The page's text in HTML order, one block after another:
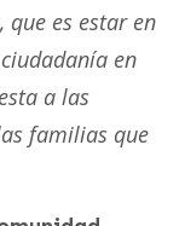
que es estar en
en
a las
familias que